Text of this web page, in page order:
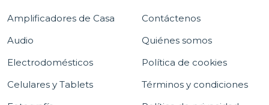
Amplificadores de Casa
Audio
Electrodomésticos
Celulares y Tablets
Contáctenos
Quiénes somos
Política de cookies
Términos y condiciones